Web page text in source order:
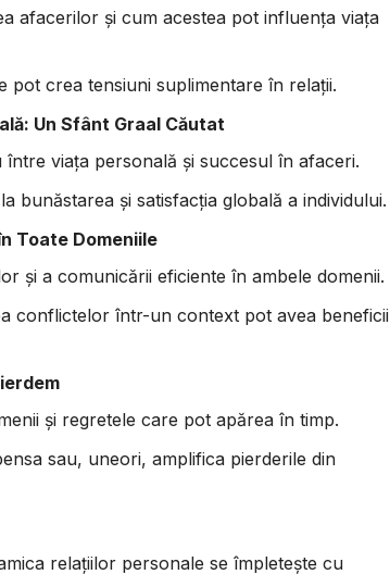
afacerilor și cum acestea pot influența viața
crea tensiuni suplimentare în relații.
Un Sfânt Graal Căutat
viața personală și succesul în afaceri.
bunăstarea și satisfacția globală a individului.
Toate Domeniile
și a comunicării eficiente în ambele domenii.
conflictelor într-un context pot avea beneficii
și regretele care pot apărea în timp.
sau, uneori, amplifica pierderile din
relațiilor personale se împletește cu